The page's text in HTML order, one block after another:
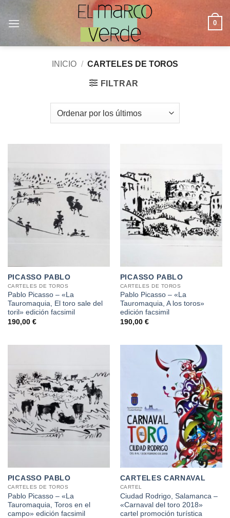
0
INICIO / CARTELES DE TOROS
FILTRAR
PICASSO PABLO
CARTELES DE TOROS
Pablo Picasso – «La
Tauromaquia, El toro sale del
toril» edición facsimil
190,00 €
PICASSO PABLO
CARTELES DE TOROS
Pablo Picasso – «La
Tauromaquia, A los toros»
edición facsimil
190,00 €
PICASSO PABLO
CARTELES DE TOROS
Pablo Picasso – «La
Tauromaquia, Toros en el
campo» edición facsimil
CARTELES CARNAVAL
CARTEL
Ciudad Rodrigo, Salamanca –
«Carnaval del toro 2018»
cartel promoción turística